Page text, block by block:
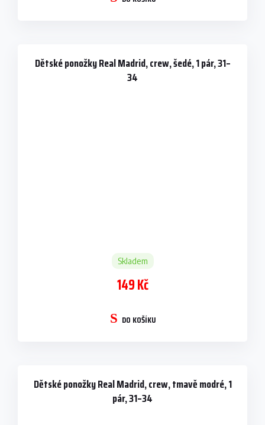
Dětské ponožky Real Madrid, crew, šedé, 1 pár, 31–
34
Skladem
149 Kč
DO KOŠÍKU
Dětské ponožky Real Madrid, crew, tmavě modré, 1
pár, 31–34